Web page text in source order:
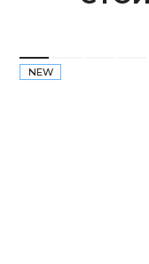
NEW